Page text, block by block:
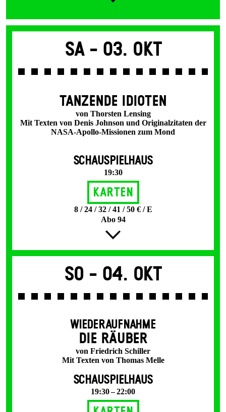
Sa - 03. Okt
TANZENDE IDIOTEN
von Thorsten Lensing
Mit Texten von Denis Johnson und Originalzitaten der
NASA-Apollo-Missionen zum Mond
SCHAUSPIELHAUS
19:30
Karten
8 / 24 / 32 / 41 / 50 € / E
Abo 94
So - 04. Okt
WIEDERAUFNAHME
DIE RÄUBER
von Friedrich Schiller
Mit Texten von Thomas Melle
SCHAUSPIELHAUS
19:30 – 22:00